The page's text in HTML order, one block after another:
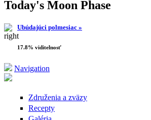
Today's Moon Phase
Ubúdajúci polmesiac »
17.8% viditelnosť
Navigation
Združenia a zväzy
Recepty